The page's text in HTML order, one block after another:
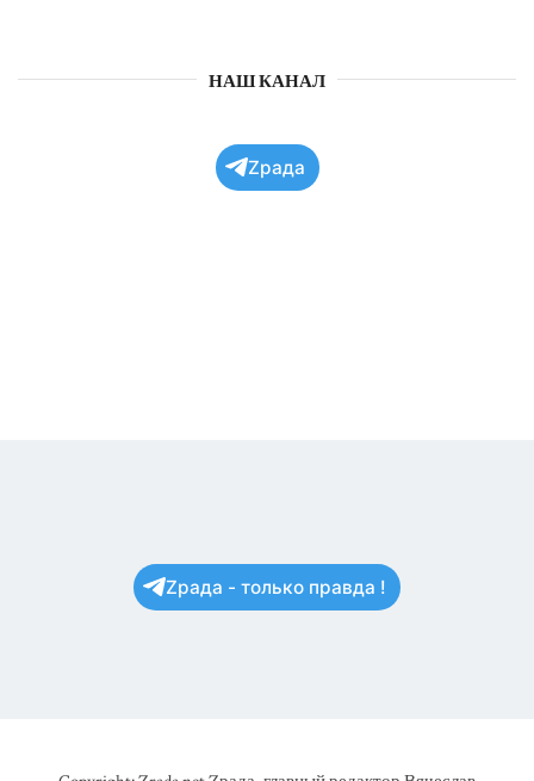
НАШ КАНАЛ
Zрада
Zрада - только правда !